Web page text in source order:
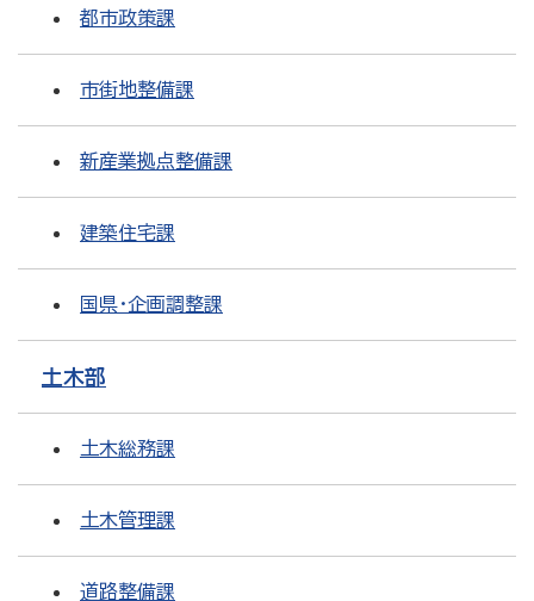
都市政策課
市街地整備課
新産業拠点整備課
建築住宅課
国県・企画調整課
土木部
土木総務課
土木管理課
道路整備課